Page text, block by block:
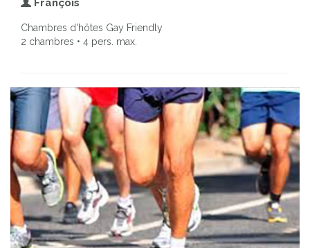
François
Chambres d'hôtes Gay Friendly
2 chambres • 4 pers. max.